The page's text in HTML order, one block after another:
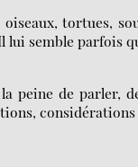
tortues,
semble parfois
peine de parler,